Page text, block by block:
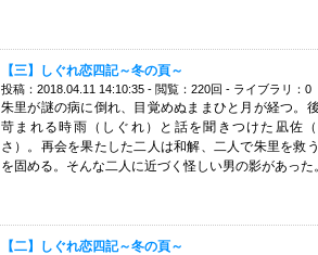
【三】しぐれ恋四記～冬の頁～
投稿：2018.04.11 14:10:35 - 閲覧：220回 - ライブラリ：0
朱里が謎の病に倒れ、目覚めぬままひと月が経つ。
苛まれる時雨（しぐれ）と話を聞きつけた凪佐
さ）。再会を果たした二人は和解、二人で朱里を救
を固める。そんな二人に近づく怪しい男の影があった
【二】しぐれ恋四記～冬の頁～